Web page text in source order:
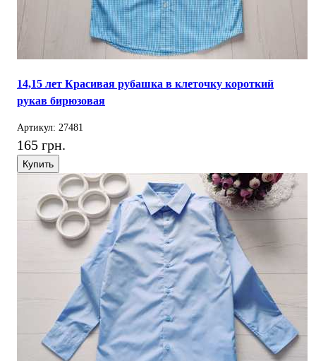
14,15 лет Красивая рубашка в клеточку короткий
рукав бирюзовая
Артикул: 27481
165 грн.
Купить